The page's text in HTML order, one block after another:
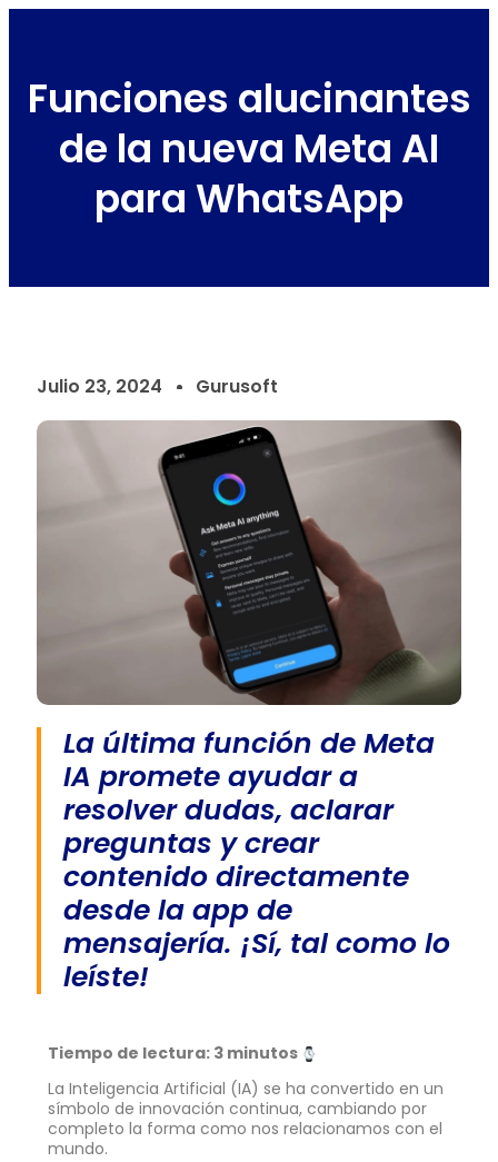
Funciones alucinantes
de la nueva Meta AI
para WhatsApp
Julio 23, 2024 Gurusoft
La última función de Meta
IA promete ayudar a
resolver dudas, aclarar
preguntas y crear
contenido directamente
desde la app de
mensajería. ¡Sí, tal como lo
leíste!
Tiempo de lectura: 3 minutos
La Inteligencia Artificial (IA) se ha convertido en un
símbolo de innovación continua, cambiando por
completo la forma como nos relacionamos con el
mundo.